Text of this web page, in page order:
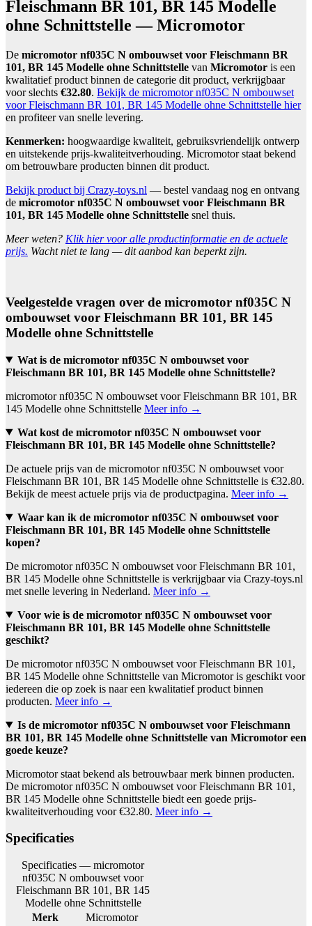
Fleischmann BR 101, BR 145 Modelle
ohne Schnittstelle — Micromotor
De micromotor nf035C N ombouwset voor Fleischmann BR
101, BR 145 Modelle ohne Schnittstelle van Micromotor is een
kwalitatief product binnen de categorie dit product, verkrijgbaar
voor slechts €32.80. Bekijk de micromotor nf035C N ombouwset
voor Fleischmann BR 101, BR 145 Modelle ohne Schnittstelle hier
en profiteer van snelle levering.
Kenmerken: hoogwaardige kwaliteit, gebruiksvriendelijk ontwerp
en uitstekende prijs-kwaliteitverhouding. Micromotor staat bekend
om betrouwbare producten binnen dit product.
Bekijk product bij Crazy-toys.nl — bestel vandaag nog en ontvang
de micromotor nf035C N ombouwset voor Fleischmann BR
101, BR 145 Modelle ohne Schnittstelle snel thuis.
Meer weten? Klik hier voor alle productinformatie en de actuele
prijs. Wacht niet te lang — dit aanbod kan beperkt zijn.
Veelgestelde vragen over de micromotor nf035C N
ombouwset voor Fleischmann BR 101, BR 145
Modelle ohne Schnittstelle
Wat is de micromotor nf035C N ombouwset voor
Fleischmann BR 101, BR 145 Modelle ohne Schnittstelle?
micromotor nf035C N ombouwset voor Fleischmann BR 101, BR
145 Modelle ohne Schnittstelle Meer info →
Wat kost de micromotor nf035C N ombouwset voor
Fleischmann BR 101, BR 145 Modelle ohne Schnittstelle?
De actuele prijs van de micromotor nf035C N ombouwset voor
Fleischmann BR 101, BR 145 Modelle ohne Schnittstelle is €32.80.
Bekijk de meest actuele prijs via de productpagina. Meer info →
Waar kan ik de micromotor nf035C N ombouwset voor
Fleischmann BR 101, BR 145 Modelle ohne Schnittstelle
kopen?
De micromotor nf035C N ombouwset voor Fleischmann BR 101,
BR 145 Modelle ohne Schnittstelle is verkrijgbaar via Crazy-toys.nl
met snelle levering in Nederland. Meer info →
Voor wie is de micromotor nf035C N ombouwset voor
Fleischmann BR 101, BR 145 Modelle ohne Schnittstelle
geschikt?
De micromotor nf035C N ombouwset voor Fleischmann BR 101,
BR 145 Modelle ohne Schnittstelle van Micromotor is geschikt voor
iedereen die op zoek is naar een kwalitatief product binnen
producten. Meer info →
Is de micromotor nf035C N ombouwset voor Fleischmann
BR 101, BR 145 Modelle ohne Schnittstelle van Micromotor een
goede keuze?
Micromotor staat bekend als betrouwbaar merk binnen producten.
De micromotor nf035C N ombouwset voor Fleischmann BR 101,
BR 145 Modelle ohne Schnittstelle biedt een goede prijs-
kwaliteitverhouding voor €32.80. Meer info →
Specificaties
Specificaties — micromotor
nf035C N ombouwset voor
Fleischmann BR 101, BR 145
Modelle ohne Schnittstelle
Merk
Micromotor